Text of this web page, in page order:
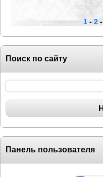
1- 2-
Поиск по сайту
Панель пользователя